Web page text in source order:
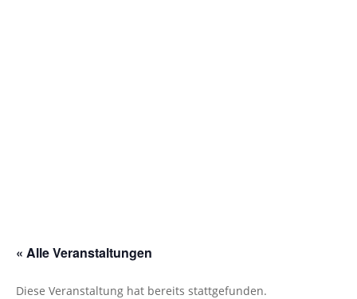
« Alle Veranstaltungen
Diese Veranstaltung hat bereits stattgefunden.